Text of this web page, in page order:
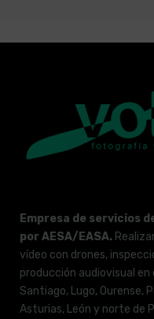
Empresa de servicios
por AESA/EASA.
vídeo con drones,
producción audiovisual en
Santiago, Lugo, Ourense,
Asturias, León y norte de